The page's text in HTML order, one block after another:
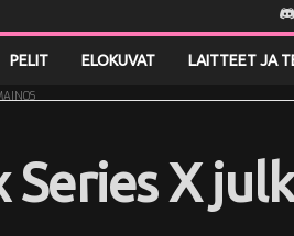
PELIT ELOKUVAT LAITTEET JA
X